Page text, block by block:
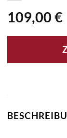
109,00 €